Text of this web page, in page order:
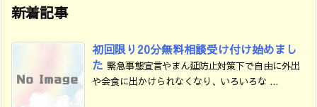
新着記事
初回限り20分無料相談受け付け始めまし
た 緊急事態宣言やまん延防止対策下で自由に外出
や会食に出かけられなくなり、いろいろな ...